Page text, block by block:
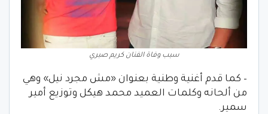
سبب وفاة الفنان كريم صبري
– كما قدم أغنية وطنية بعنوان «مش مجرد نيل» وهي
من ألحانه وكلمات العميد محمد هيكل وتوزيع أمير
سمير.